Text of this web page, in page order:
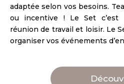
adaptée selon vos besoins.
ou incentive ! Le Set c’est
réunion de travail et loisir. Le
organiser vos événements